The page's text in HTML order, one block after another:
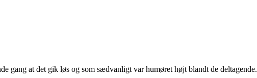
gang at det gik løs og som sædvanligt var humøret højt blandt de deltagende.